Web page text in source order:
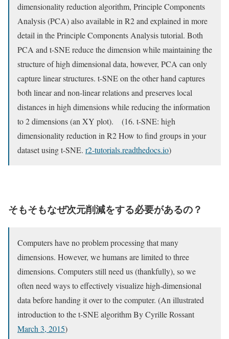
dimensionality reduction algorithm, Principle Components
Analysis (PCA) also available in R2 and explained in more
detail in the Principle Components Analysis tutorial. Both
PCA and t-SNE reduce the dimension while maintaining the
structure of high dimensional data, however, PCA can only
capture linear structures. t-SNE on the other hand captures
both linear and non-linear relations and preserves local
distances in high dimensions while reducing the information
to 2 dimensions (an XY plot). (16. t-SNE: high
dimensionality reduction in R2 How to find groups in your
dataset using t-SNE. r2-tutorials.readthedocs.io)
そもそもなぜ次元削減をする必要があるの？
Computers have no problem processing that many
dimensions. However, we humans are limited to three
dimensions. Computers still need us (thankfully), so we
often need ways to effectively visualize high-dimensional
data before handing it over to the computer. (An illustrated
introduction to the t-SNE algorithm By Cyrille Rossant
March 3, 2015)